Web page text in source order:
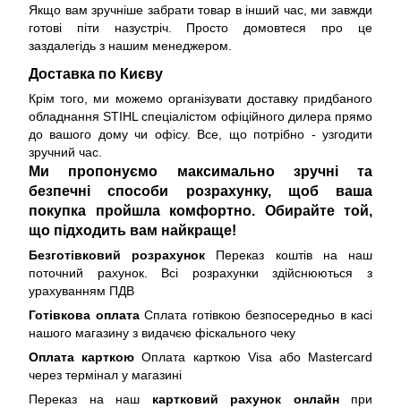
Якщо вам зручніше забрати товар в інший час, ми завжди
готові піти назустріч. Просто домовтеся про це
заздалегідь з нашим менеджером.
Доставка по Києву
Крім того, ми можемо організувати доставку придбаного
обладнання STIHL спеціалістом офіційного дилера прямо
до вашого дому чи офісу. Все, що потрібно - узгодити
зручний час.
Ми пропонуємо максимально зручні та
безпечні способи розрахунку, щоб ваша
покупка пройшла комфортно. Обирайте той,
що підходить вам найкраще!
Безготівковий розрахунок Переказ коштів на наш
поточний рахунок. Всі розрахунки здійснюються з
урахуванням ПДВ
Готівкова оплатаСплата готівкою безпосередньо в касі
нашого магазину з видачєю фіскального чеку
Оплата карткою Оплата карткою Visa або Mastercard
через термінал у магазині
Переказ на наш картковий рахунок онлайнпри